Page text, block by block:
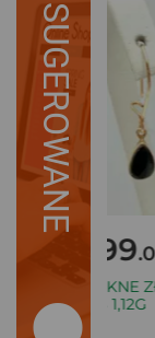
SUGEROWANE
399
PIĘKNE
333 1,12G